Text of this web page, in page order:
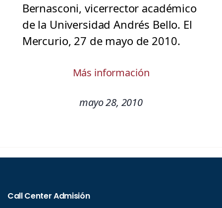
Bernasconi, vicerrector académico
de la Universidad Andrés Bello. El
Mercurio, 27 de mayo de 2010.
Más información
mayo 28, 2010